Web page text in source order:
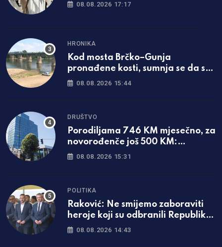
08.08.2026 17:17
HRONIKA
Kod mosta Brčko–Gunja
pronađene kosti, sumnja se da su
ljudske
08.08.2026 15:44
DRUŠTVO
Porodiljama 746 KM mjesečno, za
novorođenče još 500 KM:
Objavljene sve mjere u Srpskoj
08.08.2026 15:31
POLITIKA
Raković: Ne smijemo zaboraviti
heroje koji su odbranili Republiku
Srpsku
08.08.2026 14:43